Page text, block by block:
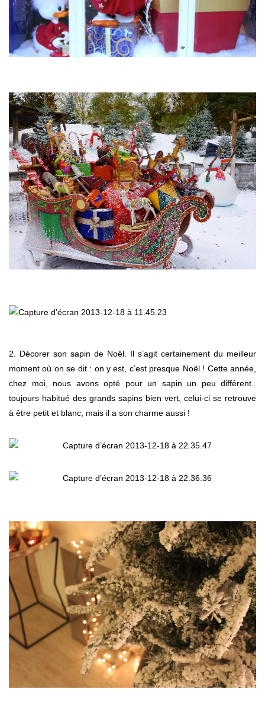
2. Décorer son sapin de Noël. Il s’agit certainement du meilleur
moment où on se dit : on y est, c’est presque Noël ! Cette année,
chez moi, nous avons opté pour un sapin un peu différent..
toujours habitué des grands sapins bien vert, celui-ci se retrouve
à être petit et blanc, mais il a son charme aussi !